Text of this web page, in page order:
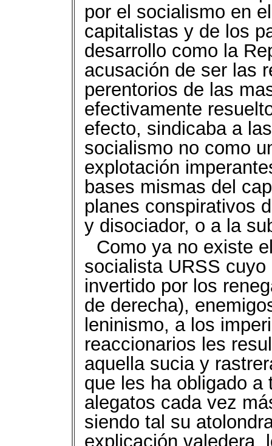
por el socialismo en
capitalistas y de los
desarrollo como la
acusación de ser las
perentorios de las
efectivamente
efecto, sindicaba a
socialismo no como
explotación
bases mismas del
planes conspirativos
y disociador, o a la
Como ya no existe
socialista URSS
invertido por los
de derecha),
leninismo, a los
reaccionarios les
aquella sucia y
que les ha obligado a
alegatos cada vez
siendo tal su
explicación valedera,